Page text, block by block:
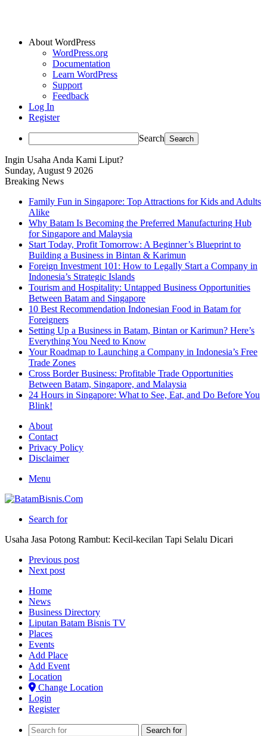
About WordPress
WordPress.org
Documentation
Learn WordPress
Support
Feedback
Log In
Register
Search
Ingin Usaha Anda Kami Liput?
Sunday, August 9 2026
Breaking News
Family Fun in Singapore: Top Attractions for Kids and Adults
Alike
Why Batam Is Becoming the Preferred Manufacturing Hub
for Singapore and Malaysia
Start Today, Profit Tomorrow: A Beginner’s Blueprint to
Building a Business in Bintan & Karimun
Foreign Investment 101: How to Legally Start a Company in
Indonesia’s Strategic Islands
Tourism and Hospitality: Untapped Business Opportunities
Between Batam and Singapore
10 Best Recommendation Indonesian Food in Batam for
Foreigners
Setting Up a Business in Batam, Bintan or Karimun? Here’s
Everything You Need to Know
Your Roadmap to Launching a Company in Indonesia’s Free
Trade Zones
Cross Border Business: Profitable Trade Opportunities
Between Batam, Singapore, and Malaysia
24 Hours in Singapore: What to See, Eat, and Do Before You
Blink!
About
Contact
Privacy Policy
Disclaimer
Menu
Search for
Usaha Jasa Potong Rambut: Kecil-kecilan Tapi Selalu Dicari
Previous post
Next post
Home
News
Business Directory
Liputan Batam Bisnis TV
Places
Events
Add Place
Add Event
Location
Change Location
Login
Register
Search for